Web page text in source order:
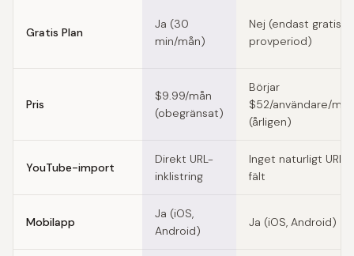
Gratis Plan
Ja (30
min/mån)
Nej (endast gratis
provperiod)
Pris
$9.99/mån
(obegränsat)
Börjar
$52/användare/mån
(årligen)
YouTube-import
Direkt URL-
inklistring
Inget naturligt URL-
fält
Mobilapp
Ja (iOS,
Android)
Ja (iOS, Android)